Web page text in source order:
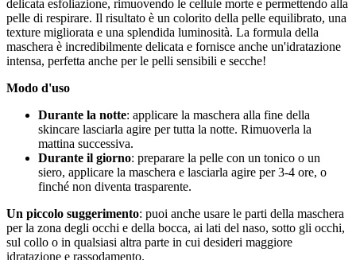
delicata esfoliazione, rimuovendo le cellule morte e permettendo alla
pelle di respirare. Il risultato è un colorito della pelle equilibrato, una
texture migliorata e una splendida luminosità. La formula della
maschera è incredibilmente delicata e fornisce anche un'idratazione
intensa, perfetta anche per le pelli sensibili e secche!
Modo d'uso
Durante la notte: applicare la maschera alla fine della
skincare lasciarla agire per tutta la notte. Rimuoverla la
mattina successiva.
Durante il giorno: preparare la pelle con un tonico o un
siero, applicare la maschera e lasciarla agire per 3-4 ore, o
finché non diventa trasparente.
Un piccolo suggerimento: puoi anche usare le parti della maschera
per la zona degli occhi e della bocca, ai lati del naso, sotto gli occhi,
sul collo o in qualsiasi altra parte in cui desideri maggiore
idratazione e rassodamento.